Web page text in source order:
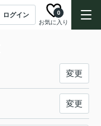
ログイン
お気に入り
0
変更
変更